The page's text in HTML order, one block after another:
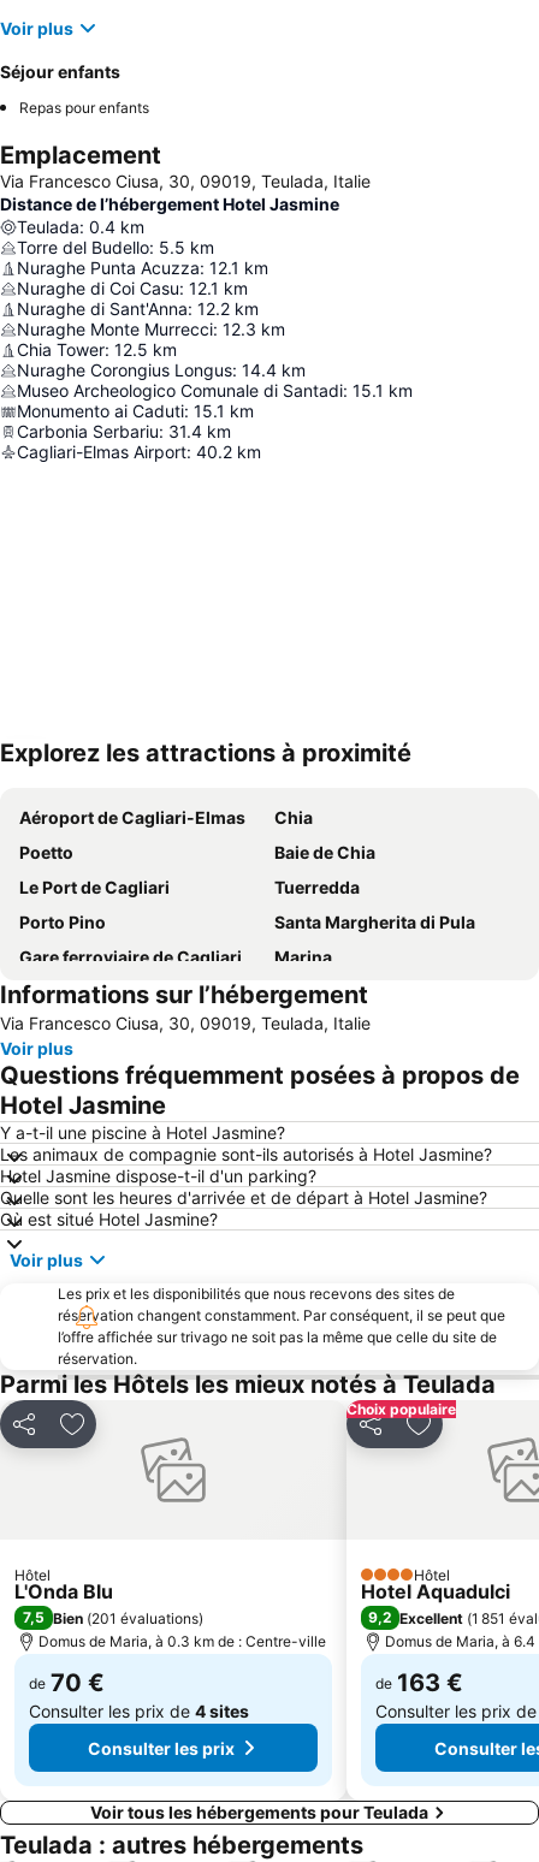
Voir plus
Séjour enfants
Repas pour enfants
Emplacement
Via Francesco Ciusa, 30, 09019, Teulada, Italie
Distance de l’hébergement Hotel Jasmine
Teulada: 0.4 km
Torre del Budello: 5.5 km
Nuraghe Punta Acuzza: 12.1 km
Nuraghe di Coi Casu: 12.1 km
Nuraghe di Sant'Anna: 12.2 km
Nuraghe Monte Murrecci: 12.3 km
Chia Tower: 12.5 km
Nuraghe Corongius Longus: 14.4 km
Museo Archeologico Comunale di Santadi: 15.1 km
Monumento ai Caduti: 15.1 km
Carbonia Serbariu: 31.4 km
Cagliari-Elmas Airport: 40.2 km
Explorez les attractions à proximité
Aéroport de Cagliari-Elmas
Chia
Poetto
Baie de Chia
Le Port de Cagliari
Tuerredda
Porto Pino
Santa Margherita di Pula
Gare ferroviaire de Cagliari
Marina
Is Arenas Bianca
Spiaggia Maddalena
La Selle du Diable
Spiaggia di Nora
Capo Malfatano
Cala Zafferano
il Poetto
Concert de Noël
Calamosca
Quartiere di Castello - Centro Storico
Monte Claro
Su Giudeu
Spiaggia Maladroxia
Piazza Giacomo Matteotti
Sa Die De Sa Sardigna
Piazza del Carmine
Castello San Michele
Porto Pino
Porto Botte
Su Guventeddu
BluFan
Spiaggia Maladroxia
Sant'Antioco
Villaggio Ipogeo
Stampace
Porte des Lions
Amphithéâtre Romain de Cagliari
Informations sur l’hébergement
Via Francesco Ciusa, 30, 09019, Teulada, Italie
Voir plus
Questions fréquemment posées à propos de
Hotel Jasmine
Y a-t-il une piscine à Hotel Jasmine?
Les animaux de compagnie sont-ils autorisés à Hotel Jasmine?
Hotel Jasmine dispose-t-il d'un parking?
Quelle sont les heures d'arrivée et de départ à Hotel Jasmine?
Où est situé Hotel Jasmine?
Voir plus
Les prix et les disponibilités que nous recevons des sites de
réservation changent constamment. Par conséquent, il se peut que
l’offre affichée sur trivago ne soit pas la même que celle du site de
réservation.
Parmi les Hôtels les mieux notés à Teulada
PartagerAjouter à mes favoris
Hôtel
L'Onda Blu
7,5 Bien (201 évaluations)
Domus de Maria, à 0.3 km de : Centre-ville
de 70 €
Consulter les prix de 4 sites
Consulter les prix
Choix populaire
PartagerAjouter à
4 ÉtoilesHôtel
Hotel Aquadulci
9,2 Excellent (1 851
Domus de Maria, à
de 163 €
Consulter les prix
Consulter
Voir tous les hébergements pour Teulada
Teulada : autres hébergements